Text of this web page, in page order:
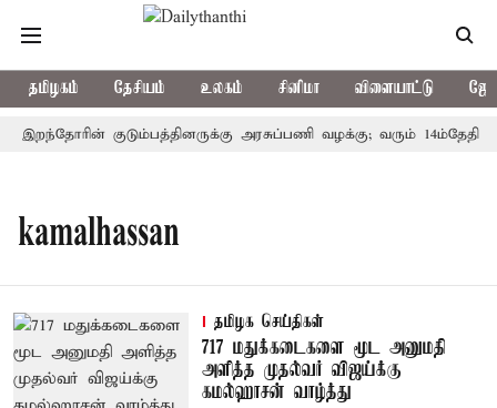
தமிழகம் தேசியம் உலகம் சினிமா விளையாட்டு
இறந்தோரின் குடும்பத்தினருக்கு அரசுப்பணி வழக்கு; வரும் 14ம்தேதி
kamalhassan
தமிழக செய்திகள்
717 மதுக்கடைகளை மூட அனுமதி
அளித்த முதல்வர் விஜய்க்கு
கமல்ஹாசன் வாழ்த்து